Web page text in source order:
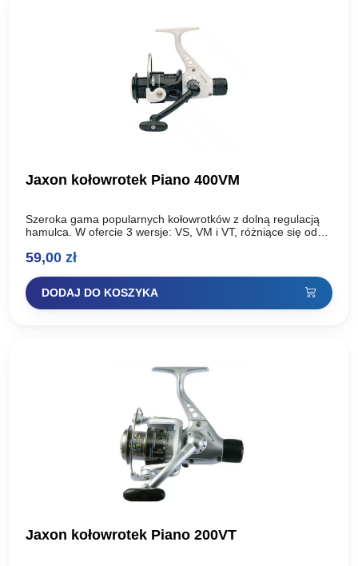
Jaxon kołowrotek Piano 400VM
Szeroka gama popularnych kołowrotków z dolną regulacją
hamulca. W ofercie 3 wersje: VS, VM i VT, różniące się od
59,00 zł
DODAJ DO KOSZYKA
Jaxon kołowrotek Piano 200VT